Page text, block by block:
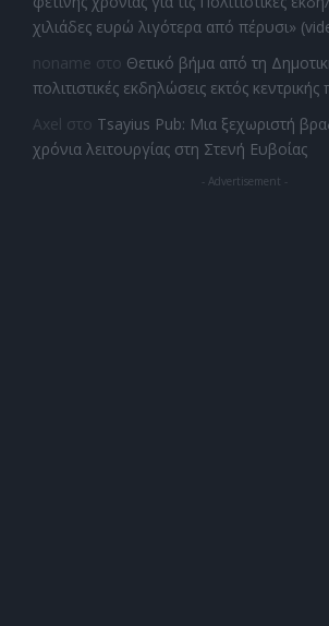
χιλιάδες ευρώ λιγότερα από πέρυσι»
noname στο Θετικό βήμα από τη
πολιτιστικές εκδηλώσεις εκτός κεντρικής
Axel στο Tsayius Pub: Μια ξεχωριστή
χρόνια λειτουργίας στη Στενή Ευβοίας
- Advertisement -